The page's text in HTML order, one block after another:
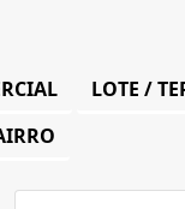
LOTE /